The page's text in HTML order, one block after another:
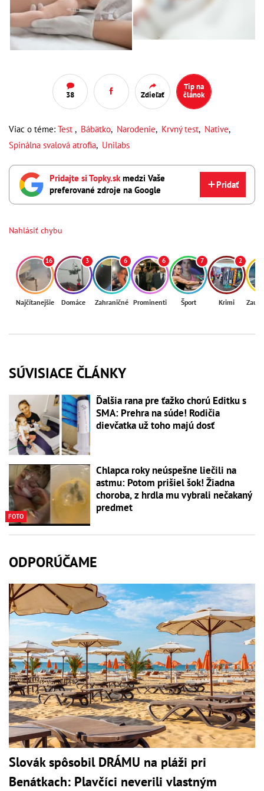
38 Zdieľať
Tip na
článok
Viac o téme: Test , Bábätko, Narodenie, Krvný test, Native,
Spinálna svalová atrofia, Unilabs
Pridajte si Topky.skmedzi Vaše
preferované zdroje na Google
Pridať
Nahlásiť chybu
16
Najčítanejšie
3
Domáce
6
Zahraničné
6
Prominenti
7
Šport
2
Krimi
SÚVISIACE ČLÁNKY
Ďalšia rana pre ťažko chorú Editku s
SMA: Prehra na súde! Rodičia
dievčatka už toho majú dosť
FOTO
Chlapca roky neúspešne liečili na
astmu: Potom prišiel šok! Žiadna
choroba, z hrdla mu vybrali nečakaný
predmet
ODPORÚČAME
Slovák spôsobil DRÁMU na pláži pri
Benátkach: Plavčíci neverili vlastným